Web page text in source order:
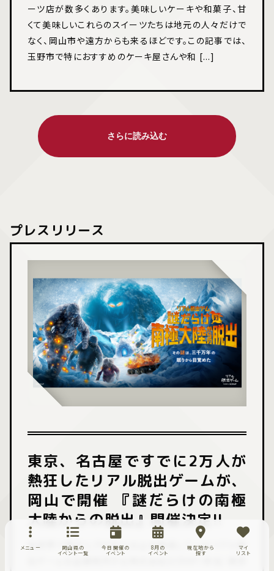
ーツ店が数多くあります。美味しいケーキや和菓子、甘
くて美味しいこれらのスイーツたちは地元の人々だけで
なく、岡山市や遠方からも来るほどです。この記事では、
玉野市で特におすすめのケーキ屋さんや和 [...]
プレスリリース
東京、名古屋ですでに2万人が
熱狂したリアル脱出ゲームが、
岡山で開催 『謎だらけの南極
大陸からの脱出』開催決定!!
全世界で累計1,700万人以上を動員しているリアル脱
メニュー
岡山県の
イベント一覧
今日開催の
イベント
8月の
イベント
現在地から
探す
マイ
リスト